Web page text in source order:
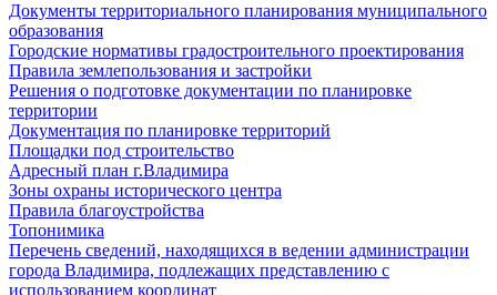
Документы территориального планирования муниципального
образования
Городские нормативы градостроительного проектирования
Правила землепользования и застройки
Решения о подготовке документации по планировке
территории
Документация по планировке территорий
Площадки под строительство
Адресный план г.Владимира
Зоны охраны исторического центра
Правила благоустройства
Топонимика
Перечень сведений, находящихся в ведении администрации
города Владимира, подлежащих представлению с
использованием координат